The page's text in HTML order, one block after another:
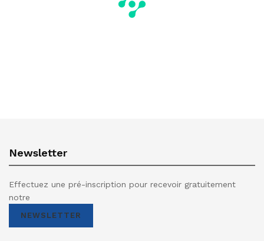
Newsletter
Effectuez une pré-inscription pour recevoir gratuitement
notre
NEWSLETTER